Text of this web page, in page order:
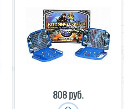
808 руб.